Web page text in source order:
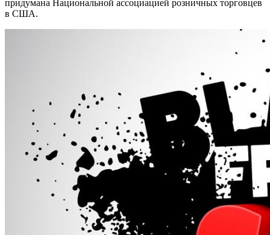
придумана Национальной ассоциацией розничных торговцев
в США.